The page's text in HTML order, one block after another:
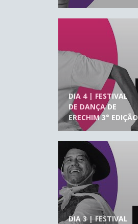
DIA 4 | FESTIVAL
DE DANÇA DE
ERECHIM 3° EDIÇÃO
DIA 3 | FESTIVAL